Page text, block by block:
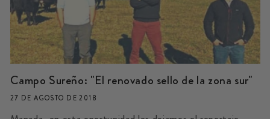
Campo Sureño: "El renovado sello de la zona sur"
27 DE AGOSTO DE 2018